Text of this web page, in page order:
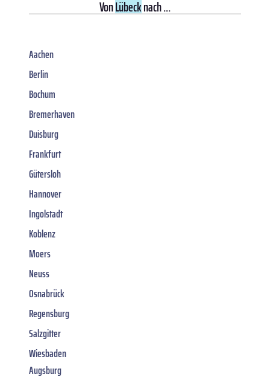
VonLübecknach ...
Aachen
Berlin
Bochum
Bremerhaven
Duisburg
Frankfurt
Gütersloh
Hannover
Ingolstadt
Koblenz
Moers
Neuss
Osnabrück
Regensburg
Salzgitter
Wiesbaden
Augsburg